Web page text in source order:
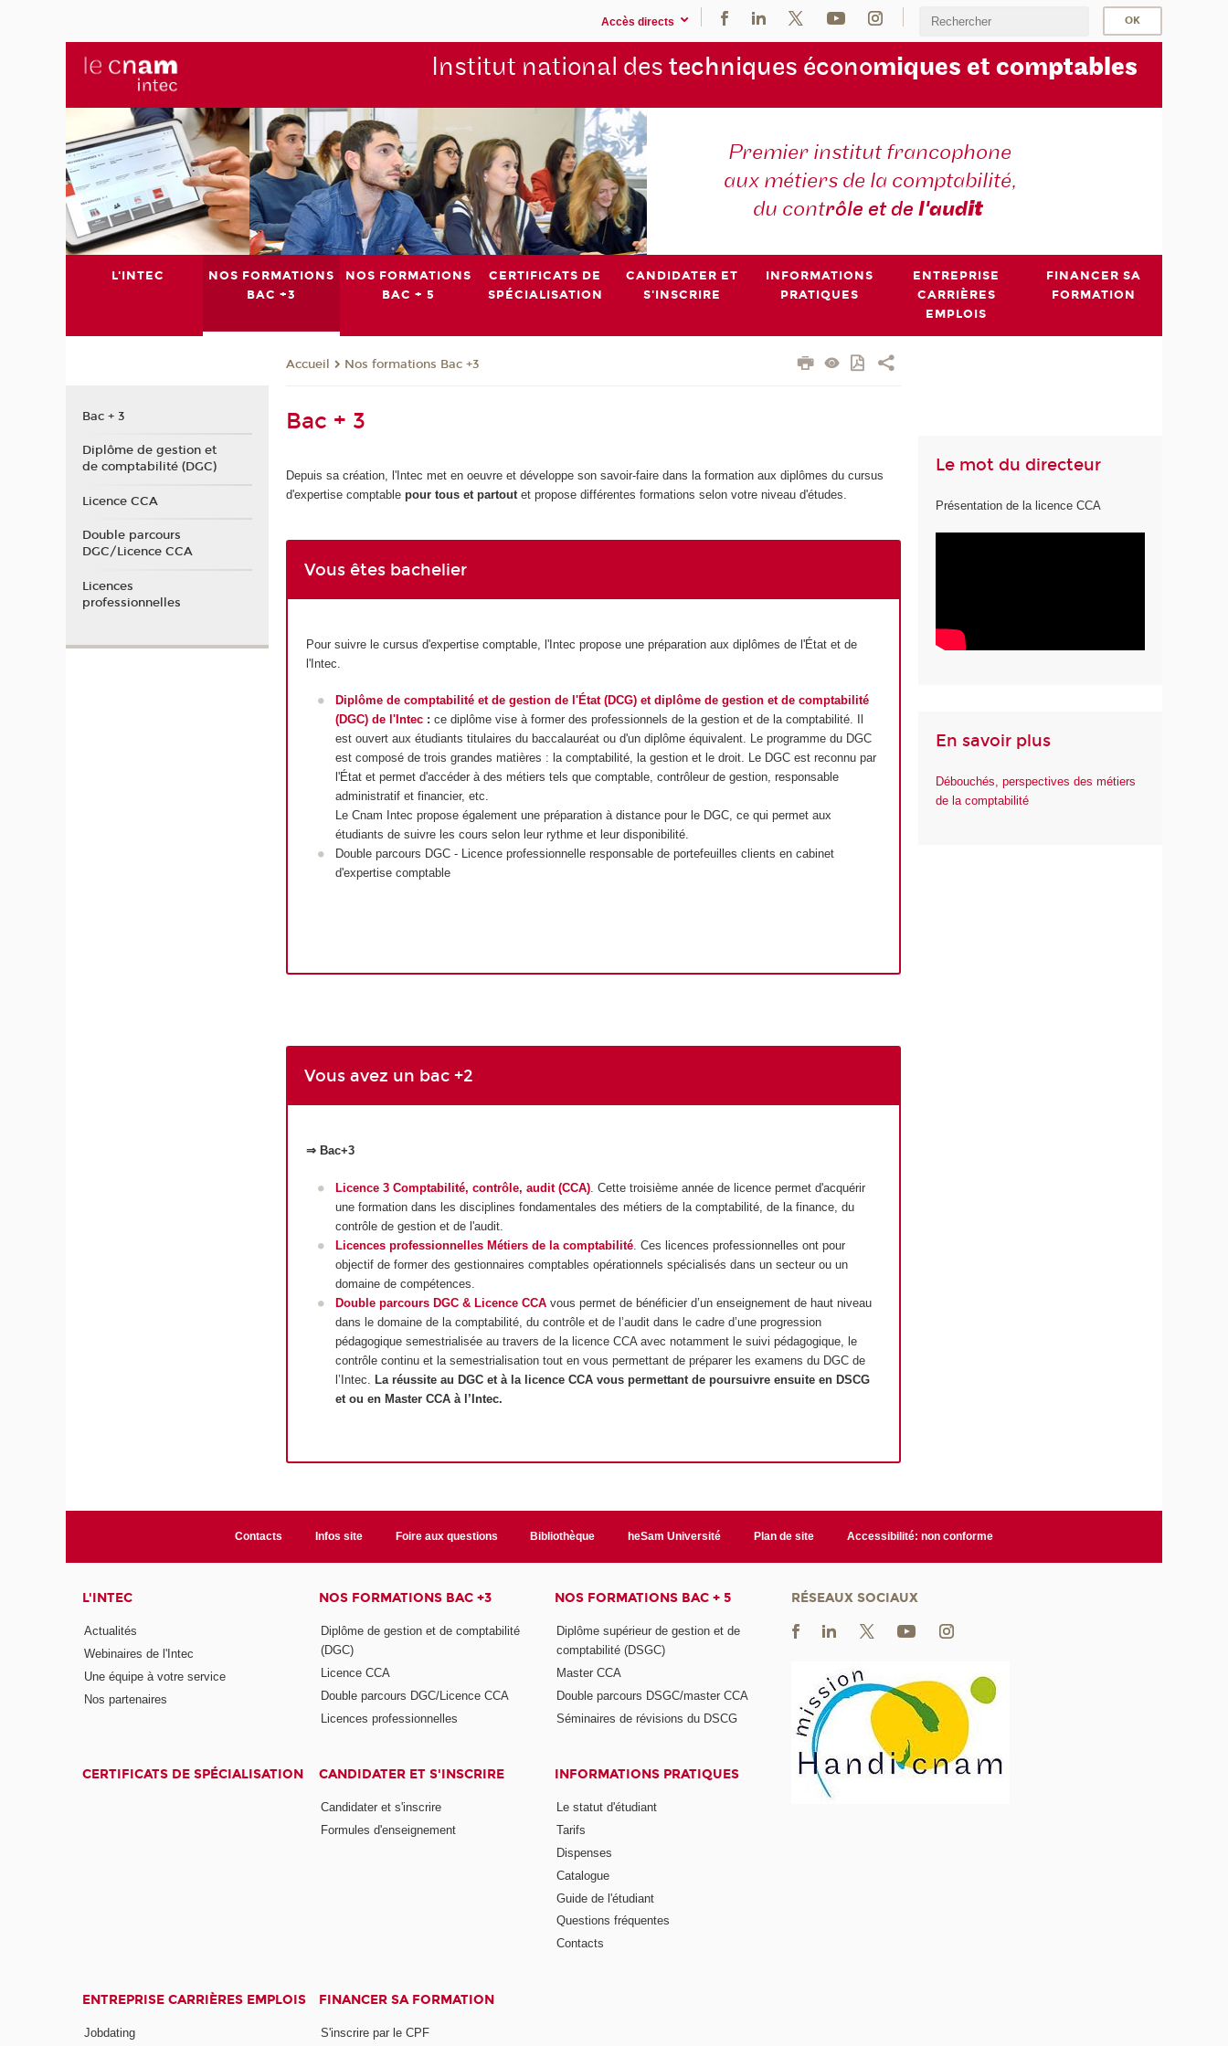
Accès directs
Institut national des techniques économiques et comptables
Premier institut francophone
aux métiers de la comptabilité,
du contrôle et del'audit
L'INTEC
NOS FORMATIONS
BAC +3
NOS FORMATIONS
BAC + 5
CERTIFICATS DE
SPÉCIALISATION
CANDIDATER ET
S'INSCRIRE
INFORMATIONS
PRATIQUES
ENTREPRISE
CARRIÈRES
EMPLOIS
FINANCER SA
FORMATION
Accueil Nos formations Bac +3
Bac + 3
Depuis sa création, l'Intec met en oeuvre et développe son savoir-faire dans la formation aux diplômes du cursus
d'expertise comptablepour tous et partout et propose différentes formations selon votre niveau d'études.
Vous êtes bachelier
Pour suivre le cursus d'expertise comptable, l'Intec propose une préparation aux diplômes de l'État et de
l'Intec.
Diplôme de comptabilité et de gestion de l'État (DCG) et diplôme de gestion et de comptabilité
(DGC) de l'Intec :ce diplôme vise à former des professionnels de la gestion et de la comptabilité. Il
est ouvert aux étudiants titulaires du baccalauréat ou d'un diplôme équivalent. Le programme du DGC
est composé de trois grandes matières : la comptabilité, la gestion et le droit. Le DGC est reconnu par
l'État et permet d'accéder à des métiers tels que comptable, contrôleur de gestion, responsable
administratif et financier, etc.
Le Cnam Intec propose également une préparation à distance pour le DGC, ce qui permet aux
étudiants de suivre les cours selon leur rythme et leur disponibilité.
Double parcours DGC - Licence professionnelle responsable de portefeuilles clients en cabinet
d'expertise comptable
Vous avez un bac +2
⇒ Bac+3
Licence 3 Comptabilité, contrôle, audit (CCA) . Cette troisième année de licence permet d'acquérir
une formation dans les disciplines fondamentales des métiers de la comptabilité, de la finance, du
contrôle de gestion et de l'audit.
Licences professionnelles Métiers de la comptabilité Ces licences professionnelles ont pour
objectif de former des gestionnaires comptables opérationnels spécialisés dans un secteur ou un
domaine de compétences.
Double parcours DGC & Licence CCAvous permet de bénéficier d’un enseignement de haut niveau
dans le domaine de la comptabilité, du contrôle et de l’audit dans le cadre d’une progression
pédagogique semestrialisée au travers de la licence CCA avec notamment le suivi pédagogique, le
contrôle continu et la semestrialisation tout en vous permettant de préparer les examens du DGC de
l’Intec.
La réussite au DGC et à la licence CCA vous permettant de poursuivre ensuite en DSCG
et ou en Master CCA à l’Intec.
Le mot du directeur
Présentation de la licence CCA
En savoir plus
Débouchés, perspectives des métiers
de la comptabilité
Bac + 3
Diplôme de gestion et
de comptabilité (DGC)
Licence CCA
Double parcours
DGC/Licence CCA
Licences
professionnelles
Contacts Infos site Foire aux questions Bibliothèque heSam Université Plan de site Accessibilité: non conforme
L'INTEC
Actualités
Webinaires de l'Intec
Une équipe à votre service
Nos partenaires
NOS FORMATIONS BAC +3
Diplôme de gestion et de comptabilité
(DGC)
Licence CCA
Double parcours DGC/Licence CCA
Licences professionnelles
NOS FORMATIONS BAC + 5
Diplôme supérieur de gestion et de
comptabilité (DSGC)
Master CCA
Double parcours DSGC/master CCA
Séminaires de révisions du DSCG
CERTIFICATS DE SPÉCIALISATION CANDIDATER ET S'INSCRIRE
Candidater et s'inscrire
Formules d'enseignement
INFORMATIONS PRATIQUES
Le statut d'étudiant
Tarifs
Dispenses
Catalogue
Guide de l'étudiant
Questions fréquentes
Contacts
ENTREPRISE CARRIÈRES EMPLOIS
Jobdating
FINANCER SA FORMATION
S'inscrire par le CPF
RÉSEAUX SOCIAUX